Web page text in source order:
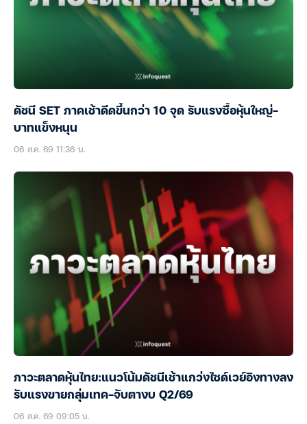
ดัชนี SET ภาคเช้าดีดขึ้นกว่า 10 จุด รับแรงซื้อหุ้นใหญ่-
บาทแข็งหนุน
06 ส.ค. 69 11:36 น.
ภาวะตลาดหุ้นไทย:แนวโน้มดัชนีเช้าแกว่งไซด์เวย์อิงทางลง
รับแรงขายกลุ่มเทค-จับตางบ Q2/69
06 ส.ค. 69 09:05 น.